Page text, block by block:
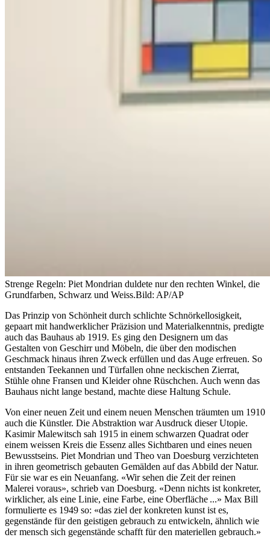
Strenge Regeln: Piet Mondrian duldete nur den rechten Winkel, die
Grundfarben, Schwarz und Weiss.Bild: AP/AP
Das Prinzip von Schönheit durch schlichte Schnörkellosigkeit,
gepaart mit handwerklicher Präzision und Materialkenntnis, predigte
auch das Bauhaus ab 1919. Es ging den Designern um das
Gestalten von Geschirr und Möbeln, die über den modischen
Geschmack hinaus ihren Zweck erfüllen und das Auge erfreuen. So
entstanden Teekannen und Türfallen ohne neckischen Zierrat,
Stühle ohne Fransen und Kleider ohne Rüschchen. Auch wenn das
Bauhaus nicht lange bestand, machte diese Haltung Schule.
Von einer neuen Zeit und einem neuen Menschen träumten um 1910
auch die Künstler. Die Abstraktion war Ausdruck dieser Utopie.
Kasimir Malewitsch sah 1915 in einem schwarzen Quadrat oder
einem weissen Kreis die Essenz alles Sichtbaren und eines neuen
Bewusstseins. Piet Mondrian und Theo van Doesburg verzichteten
in ihren geometrisch gebauten Gemälden auf das Abbild der Natur.
Für sie war es ein Neuanfang. «Wir sehen die Zeit der reinen
Malerei voraus», schrieb van Doesburg. «Denn nichts ist konkreter,
wirklicher, als eine Linie, eine Farbe, eine Oberfläche ...» Max Bill
formulierte es 1949 so: «das ziel der konkreten kunst ist es,
gegenstände für den geistigen gebrauch zu entwickeln, ähnlich wie
der mensch sich gegenstände schafft für den materiellen gebrauch.»